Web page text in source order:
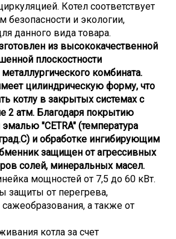
Котел соответствует
безопасности и экологии,
данного вида товара.
из высококачественной
плоскостности
комбината.
цилиндрическую форму, что
котлу в закрытых системах с
2 атм. Благодаря покрытию
"CETRA" (температура
и обработке ингибирующим
защищен от агрессивных
солей, минеральных масел.
мощностей от 7,5 до 60 кВт.
защиты от перегрева,
а также от
котла за счет